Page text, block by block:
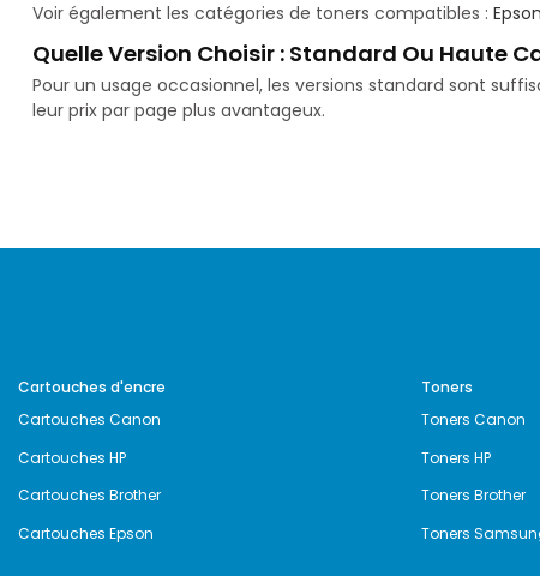
Voir également les catégories de toners compatibles :
Quelle Version Choisir : Standard Ou Haute
Pour un usage occasionnel, les versions standard sont
leur prix par page plus avantageux.
Cartouches d'encre
Cartouches Canon
Cartouches HP
Cartouches Brother
Cartouches Epson
Toners
Toners Canon
Toners HP
Toners Brother
Toners